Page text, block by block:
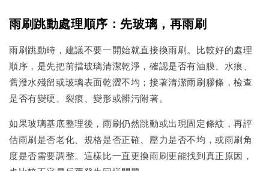
雨刷跳動處理順序：先玻璃，再雨刷
雨刷跳動時，建議不要一開始就直接換雨刷。比較好的處理
順序，是先把前擋玻璃清潔乾淨，確認是否有油膜、水痕、
舊潑水殘留或玻璃表面乾澀不均；接著清潔雨刷膠條，檢查
是否有變硬、裂痕、變形或髒污附著。
如果玻璃基底整理後，雨刷仍然跳動或出現固定條紋，再評
估雨刷是否老化、規格是否正確、壓力是否不均，或雨刷角
度是否需要調整。這樣比一直更換雨刷更能找到真正原因，